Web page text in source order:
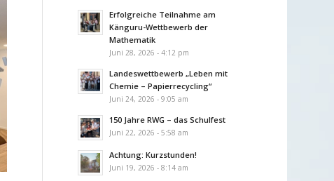
Erfolgreiche Teilnahme am
Känguru-Wettbewerb der
Mathematik
Juni 28, 2026 - 4:12 pm
Landeswettbewerb „Leben mit
Chemie – Papierrecycling“
Juni 24, 2026 - 9:05 am
150 Jahre RWG – das Schulfest
Juni 22, 2026 - 5:58 am
Achtung: Kurzstunden!
Juni 19, 2026 - 8:14 am